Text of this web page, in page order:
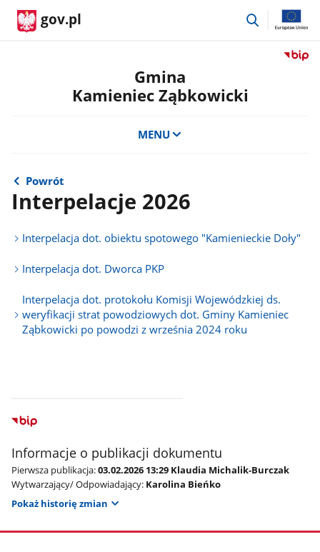
gov.pl
przejdź
Przejdź
Gmina
Kamieniec Ząbkowicki
MENU
Powrót
Interpelacje 2026
Interpelacja dot. obiektu spotowego "Kamienieckie Doły"
Interpelacja dot. Dworca PKP
Interpelacja dot. protokołu Komisji Wojewódzkiej ds.
weryfikacji strat powodziowych dot. Gminy Kamieniec
Ząbkowicki po powodzi z września 2024 roku
Informacje o publikacji dokumentu
Pierwsza publikacja:03.02.2026 13:29 Klaudia Michalik-Burczak
Wytwarzający/ Odpowiadający: Karolina Bieńko
Pokaż historię zmian